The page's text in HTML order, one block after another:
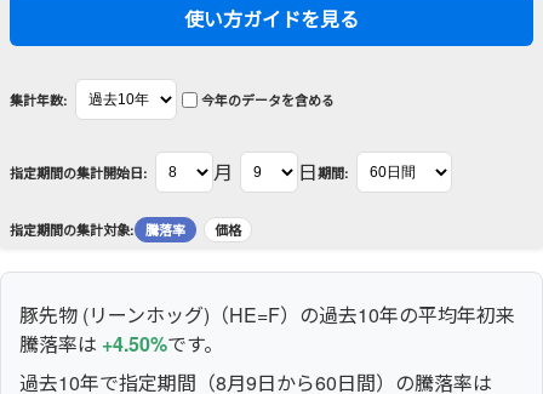
使い方ガイドを見る
集計年数: 今年のデータを含める
指定期間の集計開始日: 月 日期間:
指定期間の集計対象: 騰落率 価格
豚先物 (リーンホッグ)（HE=F）の過去10年の平均年初来
騰落率は +4.50%です。
過去10年で指定期間（8月9日から60日間）の騰落率は